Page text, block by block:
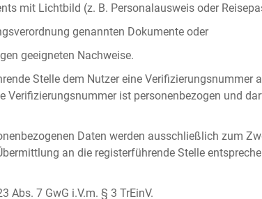
mit Lichtbild (z. B. Personalausweis oder
genannten Dokumente oder
geeigneten Nachweise.
Stelle dem Nutzer eine Verifizierungsnummer
Verifizierungsnummer ist personenbezogen und
Daten werden ausschließlich zum
an die registerführende Stelle
Abs. 7 GwG i.V.m. § 3 TrEinV.